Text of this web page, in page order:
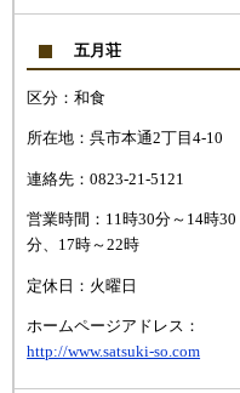
五月荘
区分：和食
所在地：呉市本通2丁目4-10
連絡先：0823-21-5121
営業時間：11時30分～14時30
分、17時～22時
定休日：火曜日
ホームページアドレス：
http://www.satsuki-so.com